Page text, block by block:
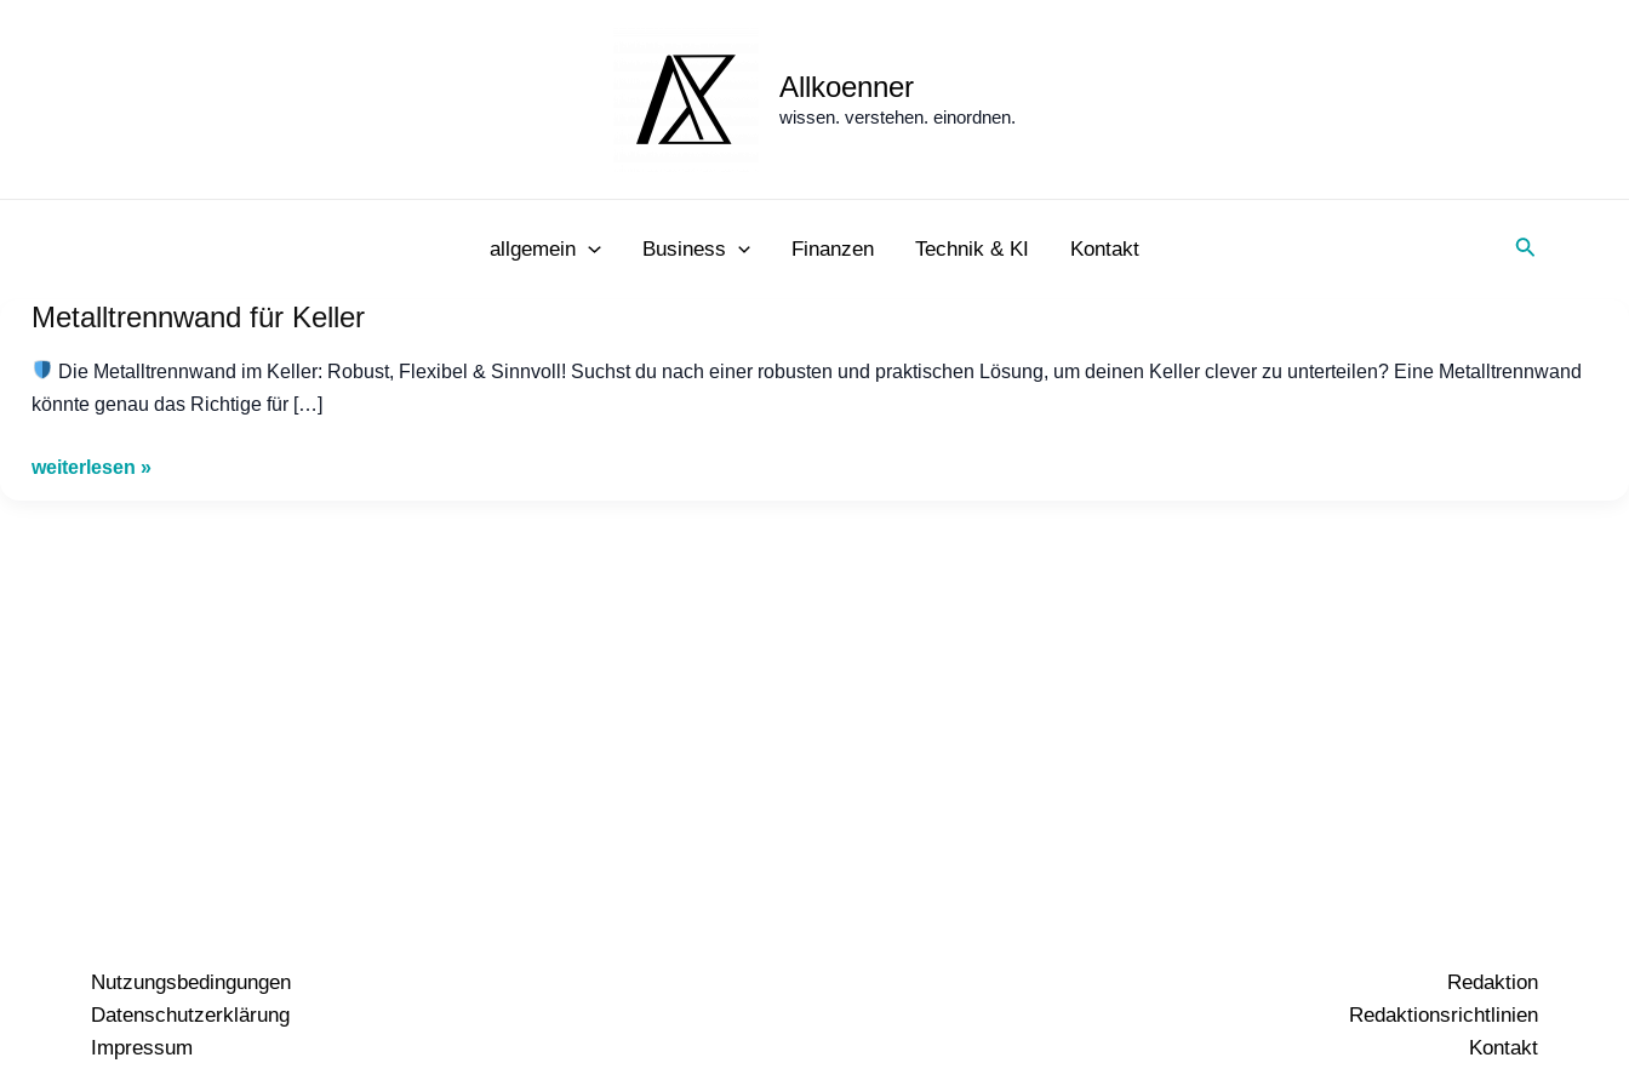
Allkoenner
wissen. verstehen. einordnen.
allgemein Business Finanzen Technik & KI Kontakt Suche
Metalltrennwand für Keller
Die Metalltrennwand im Keller: Robust, Flexibel & Sinnvoll! Suchst du nach einer robusten und praktischen Lösung, um deinen Keller clever zu unterteilen? Eine Metalltrennwand
könnte genau das Richtige für […]
Metalltrennwand
weiterlesen »
Nutzungsbedingungen
Datenschutzerklärung
Impressum
Redaktion
Redaktionsrichtlinien
Kontakt